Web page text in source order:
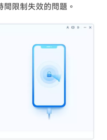
限制失效的問題。